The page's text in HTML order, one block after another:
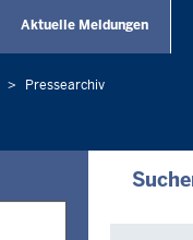
Aktuelle Meldungen
Pressearchiv